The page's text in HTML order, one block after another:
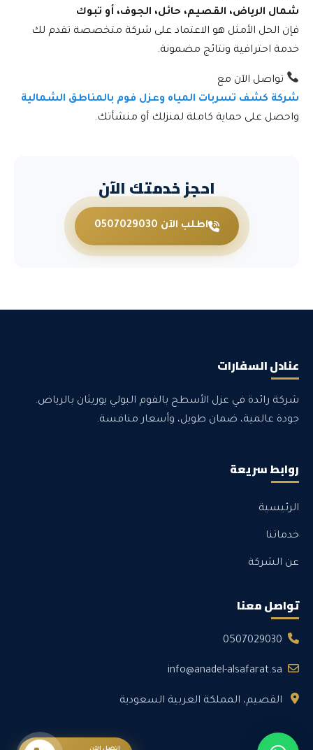
شمال الرياض، القصيم، حائل، الجوف، أو تبوك
فإن الحل الأمثل هو الاعتماد على شركة متخصصة تقدم لك
خدمة احترافية ونتائج مضمونة.
تواصل الآن مع
شركة كشف تسربات المياه وعزل فوم بالمناطق الشمالية
واحصل على حماية كاملة لمنزلك أو منشأتك.
احجز خدمتك الآن
اطلب الآن 0507029030
عنادل السفارات
شركة رائدة في عزل الأسطح بالفوم البولي يوريثان بالرياض.
جودة عالمية، ضمان طويل، وأسعار منافسة.
روابط سريعة
الرئيسية
خدماتنا
عن الشركة
تواصل معنا
0507029030
القصيم، المملكة العربية السعودية